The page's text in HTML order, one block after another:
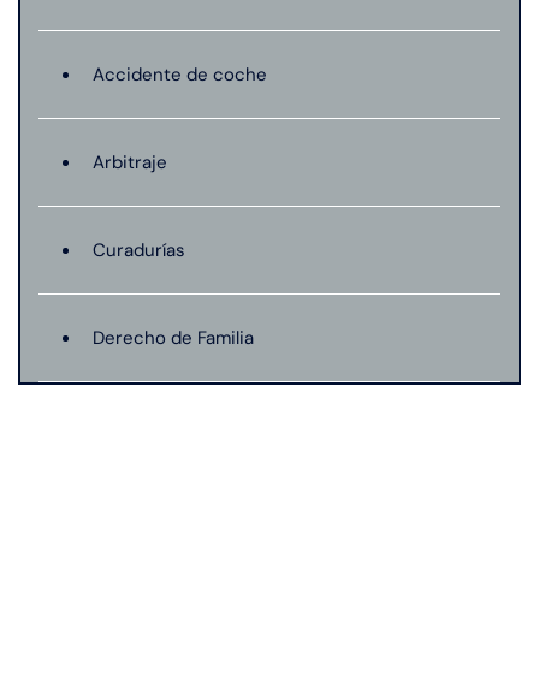
Accidente de coche
Arbitraje
Curadurías
Derecho de Familia